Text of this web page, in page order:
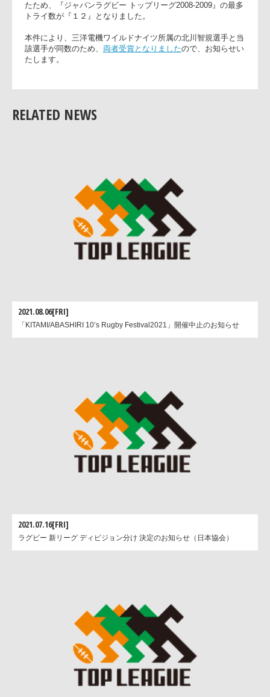
また上記のとおり、クリスチャン・ロアマヌ選手のドーピン
違反により、当該選手の第12節におけるトライ記録が失効さ
たため、『ジャパンラグビー トップリーグ2008-2009』の最多
該選手が同数のため、
RELATED NEWS
2021.08.06[FRI]
「KITAMI/ABASHIRI 10’s Rugby Festival2021」開催中止のお知らせ
2021.07.16[FRI]
ラグビー 新リーグ ディビジョン分け 決定のお知らせ（日本協会）